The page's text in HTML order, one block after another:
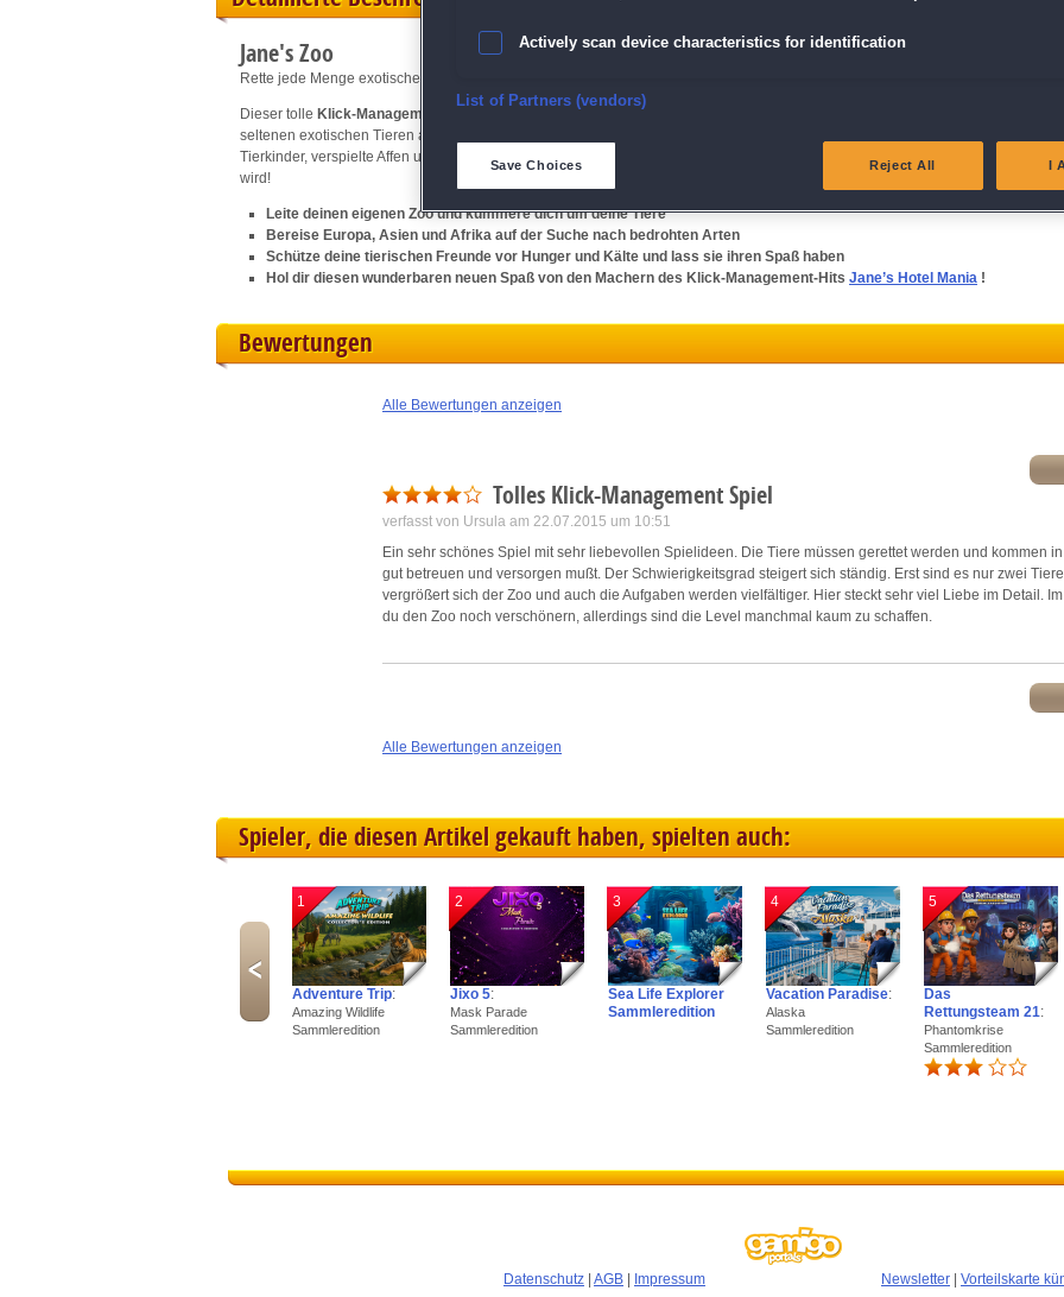
Jane's Zoo
Rette jede Menge exotische Tiere vor dem Aussterben!
Dieser tolle Klick-Management
-Hit lässt die Herzen aller Tierfreunde höher schlagen! Du kannst deinen eigenen Zoo erschaffen,
seltenen exotischen Tieren aus aller Welt ein Zuhause geben und dafür sorgen, dass es ihnen so richtig gut geht. Niedliche
Tierkinder, verspielte Affen und viele andere schutzbedürftige Tierarten sorgen dafür, dass es in deinem Zoo niemals langweilig
wird!
Leite deinen eigenen Zoo und kümmere dich um deine Tiere
Bereise Europa, Asien und Afrika auf der Suche nach bedrohten Arten
Schütze deine tierischen Freunde vor Hunger und Kälte und lass sie ihren Spaß haben
Hol dir diesen wunderbaren neuen Spaß von den Machern des Klick-Management-Hits Jane’s Hotel Mania !
Bewertungen
Alle Bewertungen anzeigen
Tolles Klick-Management Spiel
verfasst von Ursula am 22.07.2015 um 10:51
Ein sehr schönes Spiel mit sehr liebevollen Spielideen. Die Tiere müssen gerettet werden und kommen
gut betreuen und versorgen mußt. Der Schwierigkeitsgrad steigert sich ständig. Erst sind es nur zwei
vergrößert sich der Zoo und auch die Aufgaben werden vielfältiger. Hier steckt sehr viel Liebe im Detail.
du den Zoo noch verschönern, allerdings sind die Level manchmal kaum zu schaffen.
Alle Bewertungen anzeigen
Spieler, die diesen Artikel gekauft haben, spielten auch:
1
Adventure Trip:
Amazing Wildlife
Sammleredition
2
Jixo 5:
Mask Parade
Sammleredition
3
Sea Life Explorer
Sammleredition
4
Vacation Paradise:
Alaska
Sammleredition
5
Das
Rettungsteam 21:
Phantomkrise
Sammleredition
Datenschutz AGB Impressum Newsletter Vorteilskarte
Actively scan device characteristics for identification
Ensure security, prevent and detect fraud, and fix errors
Match and combine data from other data sources
Link different devices
Identify devices based on information transmitted automatically
List of Partners (vendors)
Save Choices Reject All I